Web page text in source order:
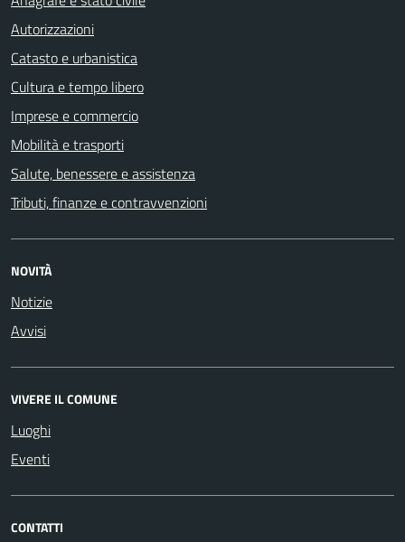
Autorizzazioni
Catasto e urbanistica
Cultura e tempo libero
Imprese e commercio
Mobilità e trasporti
Salute, benessere e assistenza
Tributi, finanze e contravvenzioni
NOVITÀ
Notizie
Avvisi
VIVERE IL COMUNE
Luoghi
Eventi
CONTATTI